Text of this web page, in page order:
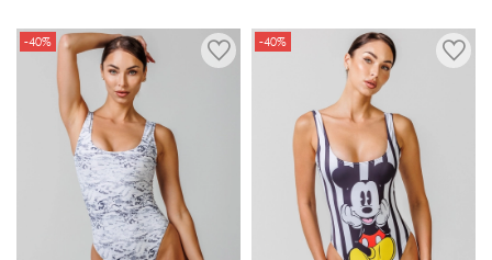
-40% -40%